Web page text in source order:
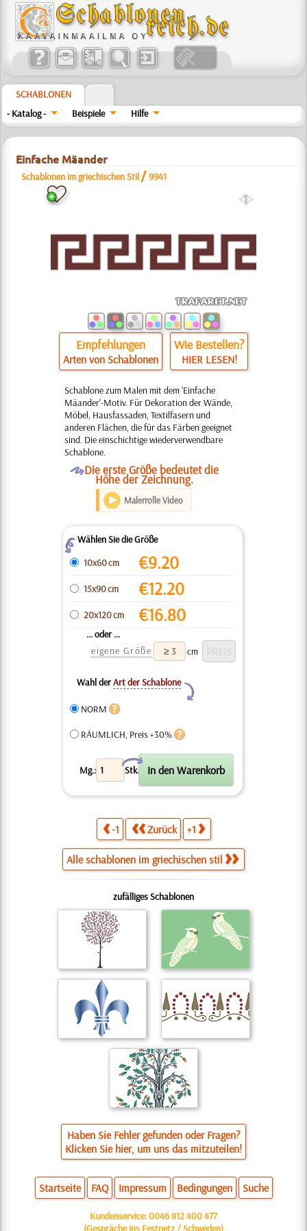
SCHABLONEN
- Katalog -
Beispiele Hilfe
Einfache Mäander
Schablonen im griechischen Stil /9941
a
Empfehlungen
Arten von Schablonen
Wie Bestellen?
HIER LESEN!
Schablone zum Malen mit dem 'Einfache
Mäander'-Motiv. Für Dekoration der Wände,
Möbel, Hausfassaden, Textilfasern und
anderen Flächen, die für das Färben geeignet
sind. Die einschichtige wiederverwendbare
Schablone.
ODie erste Größe bedeutet die
Höhe der Zeichnung.
Malerrolle Video
ZWählen Sie die Größe
10x60 cm
€9.20
15x90 cm €12.20
20x120 cm €16.80
... oder ...
eigene Größe
cm
Wahl derArt der Schablone
Y
NORM
RÄUMLICH, Preis +30%
Mg.: Stk.
X
-1 Zurück +1
Alle schablonen im griechischen stil
zufälliges Schablonen
Haben Sie Fehler gefunden oder Fragen?
Klicken Sie hier, um uns das mitzuteilen!
Startseite FAQ Impressum Bedingungen Suche
Kundenservice:0046 812 400 477
(Gespräche ins Festnetz / Schweden)